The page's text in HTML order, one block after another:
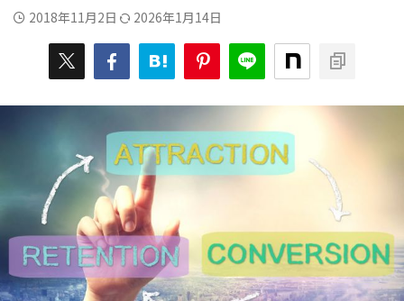
2018年11月2日 2026年1月14日